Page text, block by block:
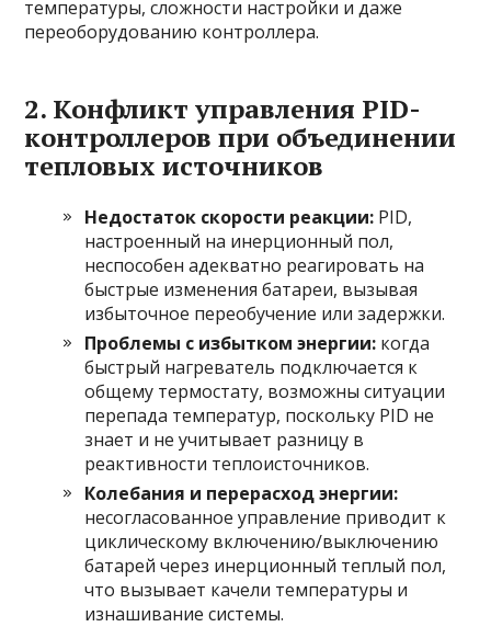
температуры, сложности настройки и даже
переоборудованию контроллера.
2. Конфликт управления PID-
контроллеров при объединении
тепловых источников
Недостаток скорости реакции: PID,
настроенный на инерционный пол,
неспособен адекватно реагировать на
быстрые изменения батареи, вызывая
избыточное переобучение или задержки.
Проблемы с избытком энергии: когда
быстрый нагреватель подключается к
общему термостату, возможны ситуации
перепада температур, поскольку PID не
знает и не учитывает разницу в
реактивности теплоисточников.
Колебания и перерасход энергии:
несогласованное управление приводит к
циклическому включению/выключению
батарей через инерционный теплый пол,
что вызывает качели температуры и
изнашивание системы.